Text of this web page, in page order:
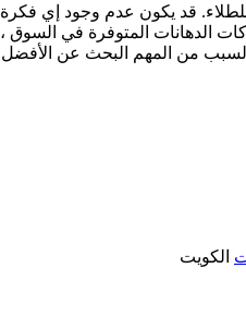
قد يكون عدم وجود إي فكرة
الدهانات المتوفرة في السوق ،
من المهم البحث عن الأفضل
الكويت